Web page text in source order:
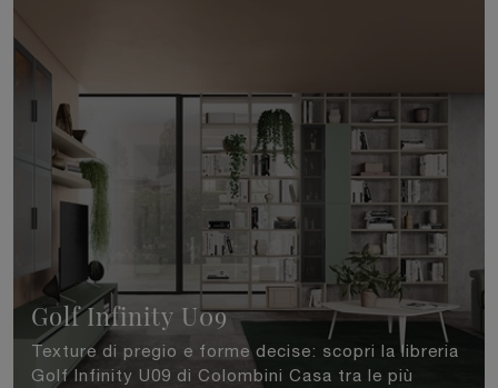
Golf Infinity U09
Texture di pregio e forme decise: scopri la libreria
Golf Infinity U09 di Colombini Casa tra le più